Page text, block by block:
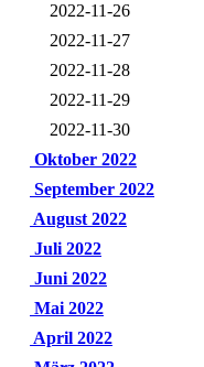
2022-11-26
2022-11-27
2022-11-28
2022-11-29
2022-11-30
Oktober 2022
September 2022
August 2022
Juli 2022
Juni 2022
Mai 2022
April 2022